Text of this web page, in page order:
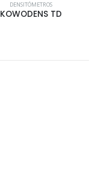
DENSITÓMETROS
KOWODENS TD